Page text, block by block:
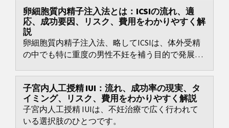
卵細胞質内精子注入法とは：ICSIの流れ、適
応、成功要因、リスク、費用をわかりやすく解
説
卵細胞質内精子注入法、略してICSIは、体外受精
の中でも特に重度の男性不妊を補う目的で発展し
子宮内人工授精 IUI：流れ、成功率の現実、タ
イミング、リスク、費用をわかりやすく解説
子宮内人工授精 IUIは、不妊治療で広く行われて
いる選択肢のひとつです。